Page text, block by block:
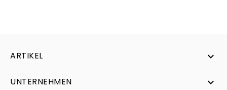
ARTIKEL 
UNTERNEHMEN 